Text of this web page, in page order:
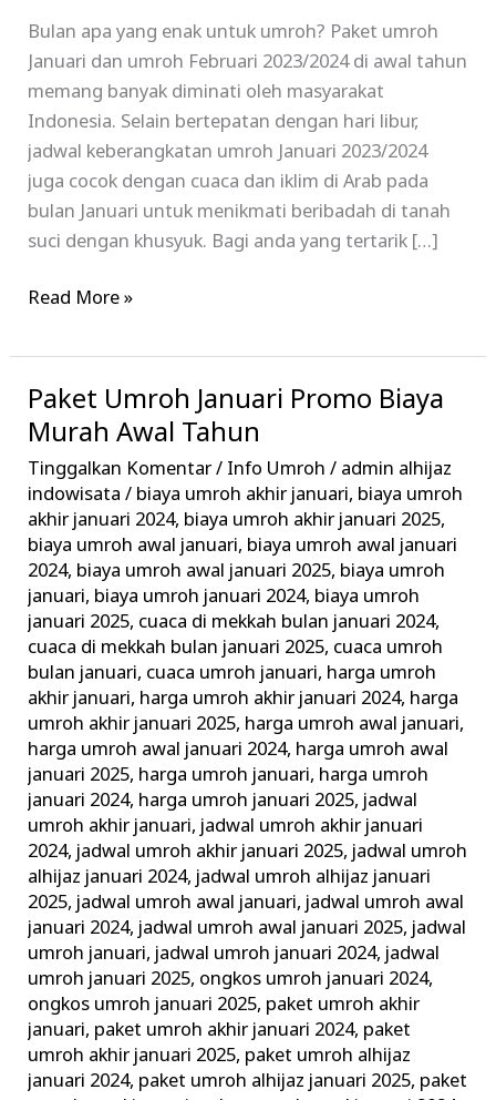
Bulan apa yang enak untuk umroh? Paket umroh
Januari dan umroh Februari 2023/2024 di awal tahun
memang banyak diminati oleh masyarakat
Indonesia. Selain bertepatan dengan hari libur,
jadwal keberangkatan umroh Januari 2023/2024
juga cocok dengan cuaca dan iklim di Arab pada
bulan Januari untuk menikmati beribadah di tanah
suci dengan khusyuk. Bagi anda yang tertarik […]
Read More »
Paket Umroh Januari Promo Biaya
Murah Awal Tahun
Tinggalkan Komentar/ Info Umroh / admin alhijaz
indowisata/ biaya umroh akhir januari, biaya umroh
akhir januari 2024, biaya umroh akhir januari 2025,
biaya umroh awal januari, biaya umroh awal januari
2024, biaya umroh awal januari 2025, biaya umroh
januari, biaya umroh januari 2024, biaya umroh
januari 2025, cuaca di mekkah bulan januari 2024,
cuaca di mekkah bulan januari 2025, cuaca umroh
bulan januari, cuaca umroh januari, harga umroh
akhir januari, harga umroh akhir januari 2024, harga
umroh akhir januari 2025, harga umroh awal januari,
harga umroh awal januari 2024, harga umroh awal
januari 2025, harga umroh januari, harga umroh
januari 2024, harga umroh januari 2025, jadwal
umroh akhir januari, jadwal umroh akhir januari
2024, jadwal umroh akhir januari 2025, jadwal umroh
alhijaz januari 2024, jadwal umroh alhijaz januari
2025, jadwal umroh awal januari, jadwal umroh awal
januari 2024, jadwal umroh awal januari 2025, jadwal
umroh januari, jadwal umroh januari 2024, jadwal
umroh januari 2025, ongkos umroh januari 2024,
ongkos umroh januari 2025, paket umroh akhir
januari, paket umroh akhir januari 2024, paket
umroh akhir januari 2025, paket umroh alhijaz
januari 2024, paket umroh alhijaz januari 2025, paket
Paket
Umroh
Januari
Promo
Biaya
Murah
Awal
Tahun